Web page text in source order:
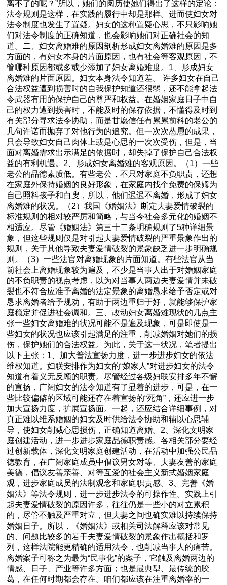
离不了的呢？”所以，她们的阅历使她们得出了这样的定论：
法令规则是这样，在实践的履行中却是那样。进而使妇女对
法令制度也发生了置疑。妇女的这种置疑心思，不只影响她
们对法令制度的正确知道，也会影响她们对正确社会的知
道。二、妇女离婚难的原因剖析形成妇女离婚难的原因是多
方面的，有妇女本身的片面原因，也有社会等客观原因，不
管哪种原因都或多或少添加了妇女离婚难度。1、形成妇女
离婚难的片面原因。妇女本身法令知道差。 许多妇女在自己
合法权益遭到损害时的自我保护知道还很弱，还不能拿起法
令武器有用的保护自己的尊严和权益。在婚姻家庭日子中自
己的权力遭到损害时，不能及时的保存依据，不懂得及时到
有关部分寻求法令协助，而是甘愿信任有累累前科的老公的
几句许诺而抛弃了对他行为的追究。但一次次怂恿的成果，
只会导致妇女自己肉体上或是心思的一次次受伤，但是，当
面对离婚需求出示满足的依据时，却失掉了保护自己合法权
益的有利机遇。2、形成妇女离婚难的客观原因。（1）一些
老公的品德素质低。有些老公，不只对家庭不负职责，还想
在家庭外保持婚姻的良好形象，在家庭内找个免费的保姆为
自己照料孩子和白叟，所以，他们迟迟不离婚，形成了妇女
离婚难的状况。（2）我国《婚姻法》断定夫妻爱情破裂的
标准规则的相对较严厉和简略，与当今社会多元化的婚姻不
相适应。尽管《婚姻法》第三十二条明确规则了5种详细景
象，但这些规则仅是对引起夫妻爱情破裂的严重景象作出的
规则，关于其他导致夫妻爱情破裂的景象缺乏进一步明确规
则。（3）一些法官对离婚现象的片面知道。有些法官从当
前社会上离婚现象较为遍及，不少是当事人出于对婚姻家庭
的不负职责的视点考虑，以为对当事人两边夫妻爱情并未破
裂也不符合应准予离婚的法定景象的离婚恳求给予否定或对
恳求离婚者给予规劝，有助于两边重归于好，就能够保护家
庭稳定并促进社会调和。三、改动妇女离婚难现状的几点主
张一些妇女离婚难的状况可能不是遍及现象，可是即使是一
些妇女的状况也应该引起满足的注重，削减婚姻对她们的损
伤，保护她们的合法权益。为此，关于这一状况，笔者提出
以下主张：1、加大普法宣扬力度，进一步进步妇女的依法
维权知道。妇联安排作为妇女的“娘家人”对进步妇女的法令
知道有着义无反顾的职责。尽管经过各级妇联安排多年不懈
的宣扬，广阔妇女的法令知道有了显着的进步，可是，在一
些比较偏僻的区域可能还存在着宣扬的“死角”，还应进一步
加大宣扬力度，扩展宣扬面。一起，还应结合详细事例，对
真正难以维系婚姻的妇女及时供给法令协助和辅以心思辅
导，使妇女削减心思损伤，正确知道离婚。2、深化文明家
庭创建活动，进一步进步家庭品德职责感。各相关部分要经
过创新载体，深化文明家庭创建活动，在活动中加强公民品
德教育，在广阔家庭成员中倡议男女对等、夫妻友善的家庭
美德，倡议友善亲善、对等互爱的社会主义新式婚姻家庭
观，进步家庭成员的法制观念和家庭职责感。3、完善《婚
姻法》等法令规则，进一步进步法令的可操作性。实践上引
起夫妻爱情破裂的原因许多，往往仍是一些小的对立累积
的，尽管不触及严重对立，但夫妻之间也确实难以持续保持
婚姻日子。所以，《婚姻法》或相关司法解释应该对常见
的、问题比较多的若干夫妻爱情破裂的景象作出概括和罗
列，这样法院能更精确的适用法令，也削减当事人的痛苦。
离婚案子可称之为最为“民事化”的案子，它触及离婚两边的
情感、日子、产业等许多方面；也是最典型、最传统的胶
葛，在任何时期都会存在。咱们都应该在注重离婚率的一